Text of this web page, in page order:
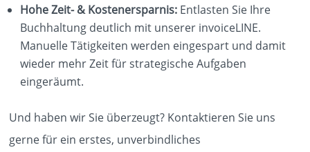
Hohe Zeit- & Kostenersparnis: Entlasten Sie Ihre
Buchhaltung deutlich mit unserer invoiceLINE.
Manuelle Tätigkeiten werden eingespart und damit
wieder mehr Zeit für strategische Aufgaben
eingeräumt.
Und haben wir Sie überzeugt? Kontaktieren Sie uns
gerne für ein erstes, unverbindliches